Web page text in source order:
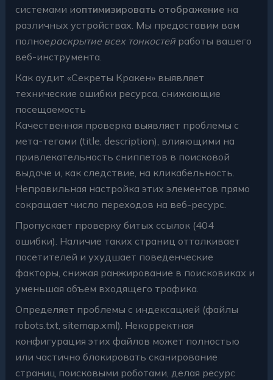
системами иоптимизировать отображениена
различных устройствах. Мы предоставим вам
полноераскрытие всех тонкостейработы вашего
веб-инструмента.
Как аудит «Секреты Кракен» выявляет
технические ошибки ресурса, снижающие
посещаемость
Качественная проверка выявляет проблемы с
мета-тегами (title, description), влияющими на
привлекательность сниппетов в поисковой
выдаче и, как следствие, на кликабельность.
Неправильная настройка этих элементов прямо
сокращает число переходов на веб-ресурс.
Пропускает проверку битых ссылок (404
ошибки). Наличие таких страниц отталкивает
посетителей и ухудшает поведенческие
факторы, снижая ранжирование в поисковиках и
уменьшая объем входящего трафика.
Определяет проблемы с индексацией (файлы
robots.txt, sitemap.xml). Некорректная
конфигурация этих файлов может полностью
или частично блокировать сканирование
страниц поисковыми роботами, делая ресурс